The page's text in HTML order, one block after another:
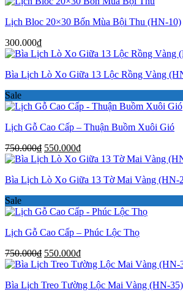
Lịch Bloc 20×30 Bốn Mùa Bội Thu (HN-10)
300.000₫
Bìa Lịch Lò Xo Giữa 13 Lộc Rồng Vàng
Sale
Lịch Gỗ Cao Cấp – Thuận Buồm Xuôi Gió
750.000₫ Giá
gốc
750.000₫.
550.000₫Giá
hiện
là:
Bìa Lịch Lò Xo Giữa 13 Tờ Mai Vàng (HN-
Sale
Lịch Gỗ Cao Cấp – Phúc Lộc Thọ
750.000₫ Giá
gốc
750.000₫.
550.000₫Giá
hiện
là:
Bìa Lịch Treo Tường Lộc Mai Vàng (HN-35)